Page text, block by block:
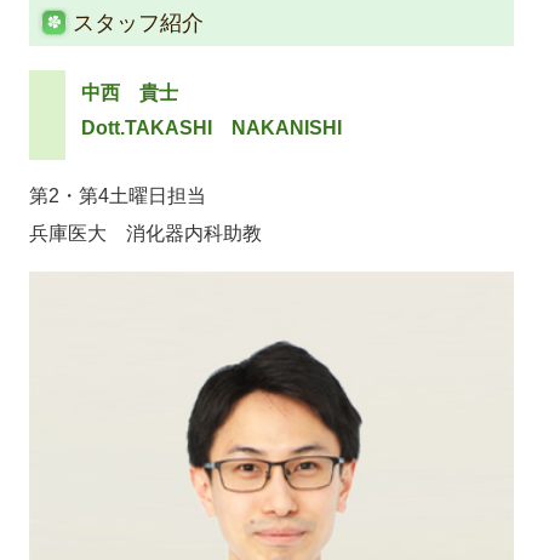
スタッフ紹介
中西 貴士
Dott.TAKASHI NAKANISHI
第2・第4土曜日担当
兵庫医大 消化器内科助教